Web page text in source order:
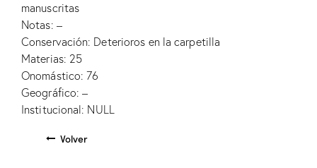
manuscritas
Notas: –
Conservación: Deterioros en la carpetilla
Materias: 25
Onomástico: 76
Geográfico: –
Institucional: NULL
Volver